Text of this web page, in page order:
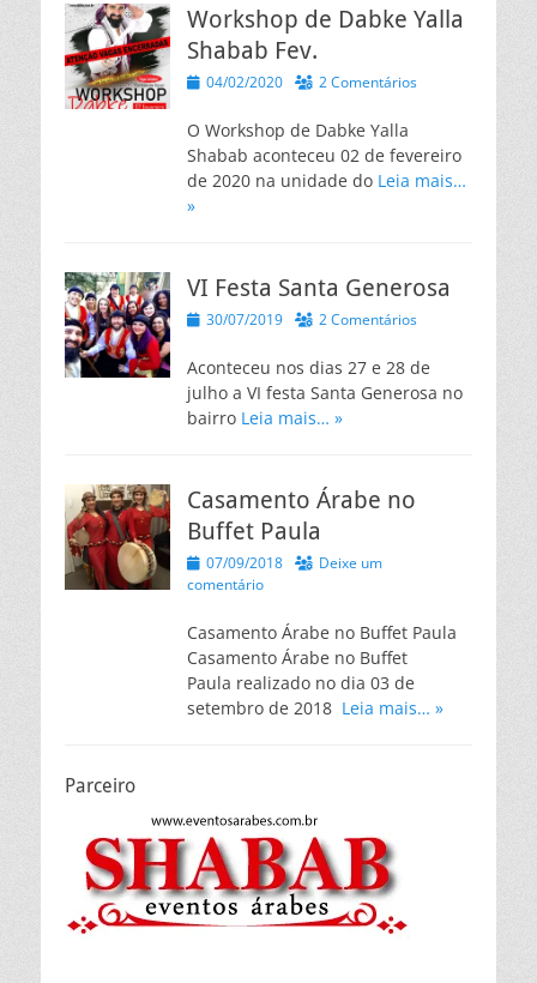
Workshop de Dabke Yalla
Shabab Fev.
Posted
04/02/2020 2 Comentários
O Workshop de Dabke Yalla
Shabab aconteceu 02 de fevereiro
de 2020 na unidade do Leia mais…
»
VI Festa Santa Generosa
Posted
30/07/2019 2 Comentários
Aconteceu nos dias 27 e 28 de
julho a VI festa Santa Generosa no
bairro Leia mais… »
Casamento Árabe no
Buffet Paula
Posted
on
07/09/2018
Deixe um
comentário
Casamento Árabe no Buffet Paula
Casamento Árabe no Buffet
Paula realizado no dia 03 de
setembro de 2018 Leia mais… »
Parceiro